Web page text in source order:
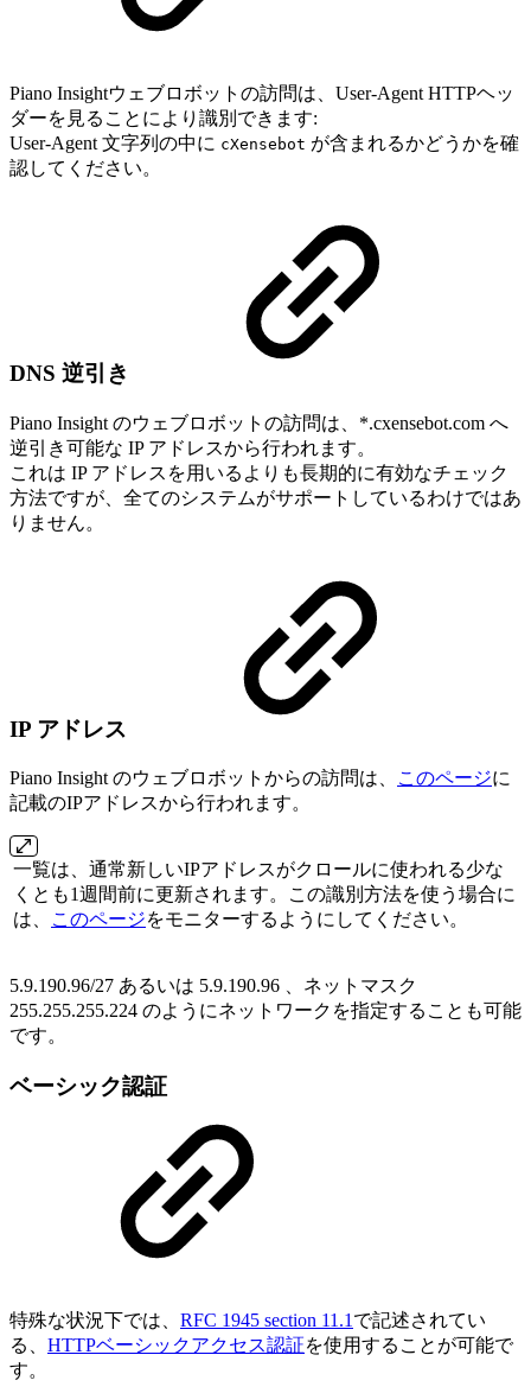
Piano Insightウェブロボットの訪問は、User-Agent HTTPヘッ
ダーを見ることにより識別できます:
User-Agent 文字列の中に cXensebot が含まれるかどうかを確
認してください。
DNS 逆引き
Piano Insight のウェブロボットの訪問は、*.cxensebot.com へ
逆引き可能な IP アドレスから行われます。
これは IP アドレスを用いるよりも長期的に有効なチェック
方法ですが、全てのシステムがサポートしているわけではあ
りません。
IP アドレス
Piano Insight のウェブロボットからの訪問は、 このページに
記載のIPアドレスから行われます。
一覧は、通常新しいIPアドレスがクロールに使われる少な
くとも1週間前に更新されます。この識別方法を使う場合に
は、
このページをモニターするようにしてください。
5.9.190.96/27 あるいは 5.9.190.96 、ネットマスク
255.255.255.224 のようにネットワークを指定することも可能
です。
ベーシック認証
特殊な状況下では、 RFC 1945 section 11.1 で記述されてい
る、 HTTPベーシックアクセス認証を使用することが可能で
す。